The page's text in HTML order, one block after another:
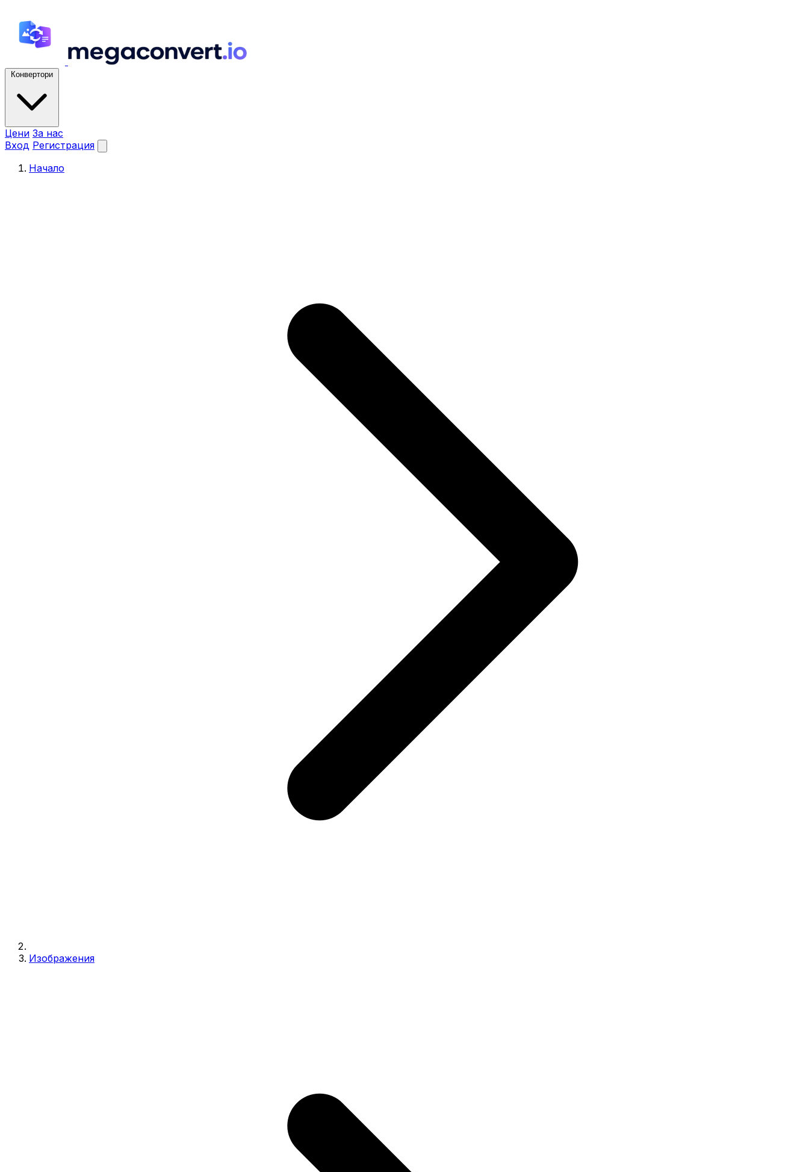
Конвертори
Цени За нас
Вход Регистрация
Начало
Изображения